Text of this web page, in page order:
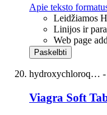
Apie teksto
Leidžiamos
Linijos ir
Web page
hydroxychloroq…
Viagra Soft